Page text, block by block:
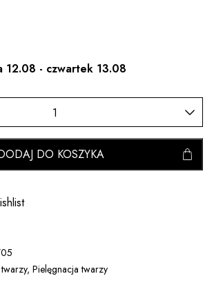
12.08 - czwartek 13.08
DO KOSZYKA
, Pielęgnacja twarzy